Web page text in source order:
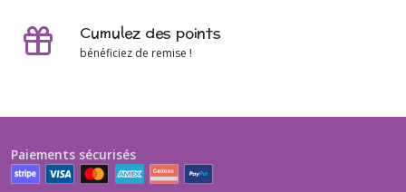
Cumulez des points
bénéficiez de remise !
Paiements sécurisés